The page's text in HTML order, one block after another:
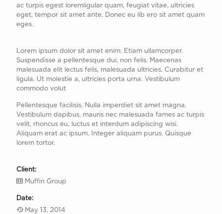
ac turpis egest loremligular quam, feugiat vitae, ultricies
eget, tempor sit amet ante. Donec eu lib ero sit amet quam
eges.
Lorem ipsum dolor sit amet enim. Etiam ullamcorper.
Suspendisse a pellentesque dui, non felis. Maecenas
malesuada elit lectus felis, malesuada ultricies. Curabitur et
ligula. Ut molestie a, ultricies porta urna. Vestibulum
commodo volut
Pellentesque facilisis. Nulla imperdiet sit amet magna.
Vestibulum dapibus, mauris nec malesuada fames ac turpis
velit, rhoncus eu, luctus et interdum adipiscing wisi.
Aliquam erat ac ipsum. Integer aliquam purus. Quisque
lorem tortor.
Client:
Muffin Group
Date:
May 13, 2014